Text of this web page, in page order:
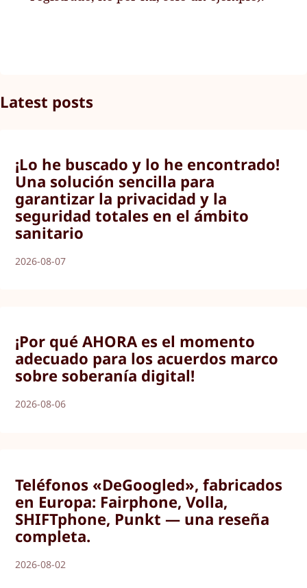
Latest posts
¡Lo he buscado y lo he encontrado!
Una solución sencilla para
garantizar la privacidad y la
seguridad totales en el ámbito
sanitario
2026-08-07
¡Por qué AHORA es el momento
adecuado para los acuerdos marco
sobre soberanía digital!
2026-08-06
Teléfonos «DeGoogled», fabricados
en Europa: Fairphone, Volla,
SHIFTphone, Punkt — una reseña
completa.
2026-08-02